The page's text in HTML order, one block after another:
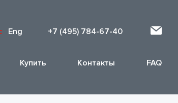
Eng +7 (495) 784-67-40
Купить Контакты FAQ